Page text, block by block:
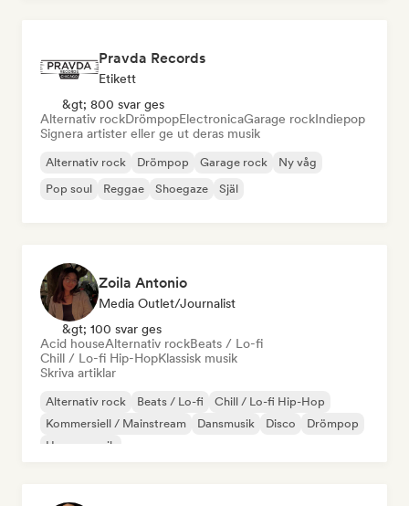
Pravda Records
Etikett
&gt; 800 svar ges
Alternativ rockDrömpopElectronicaGarage rockIndiepop
Signera artister eller ge ut deras musik
Alternativ rock Drömpop Garage rock
Ny våg
Pop soul
Reggae Shoegaze Själ
Zoila Antonio
Media Outlet/Journalist
&gt; 100 svar ges
Acid houseAlternativ rockBeats / Lo-fi
Chill / Lo-fi Hip-HopKlassisk musik
Skriva artiklar
Alternativ rock Beats / Lo-fi
Chill / Lo-fi Hip-Hop
Kommersiell / Mainstream
Dansmusik Disco
Drömpop
House-musik